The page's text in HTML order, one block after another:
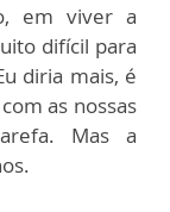
em viver a
difícil para
diria mais, é
as nossas
Mas a